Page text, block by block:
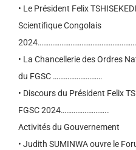
• Le Président Felix
Scientifique Congolais
• La Chancellerie des Ordres
du FGSC ………………………
• Discours du Président Felix
FGSC 2024……………………..
Activités du Gouvernement
• Judith SUMINWA ouvre le